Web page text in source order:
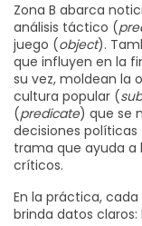
Zona B abarca
análisis táctico (
juego (object).
que influyen en la
su vez, moldean la
cultura popular (
(predicate) que se
decisiones políticas
trama que ayuda a
críticos.
En la práctica,
brinda datos